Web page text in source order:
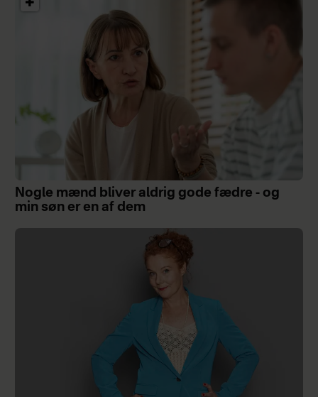
Nogle mænd bliver aldrig gode fædre - og
min søn er en af dem